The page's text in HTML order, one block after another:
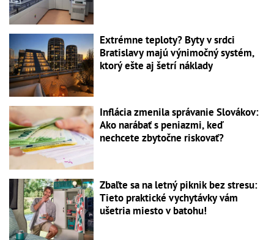
Extrémne teploty? Byty v srdci
Bratislavy majú výnimočný systém,
ktorý ešte aj šetrí náklady
Inflácia zmenila správanie Slovákov:
Ako narábať s peniazmi, keď
nechcete zbytočne riskovať?
Zbaľte sa na letný piknik bez stresu:
Tieto praktické vychytávky vám
ušetria miesto v batohu!